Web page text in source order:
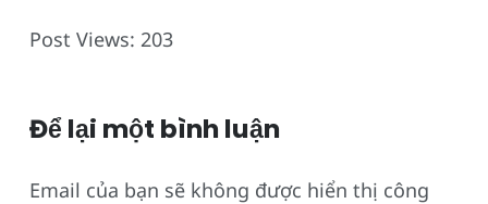
Post Views: 203
Để lại một bình luận
Email của bạn sẽ không được hiển thị công